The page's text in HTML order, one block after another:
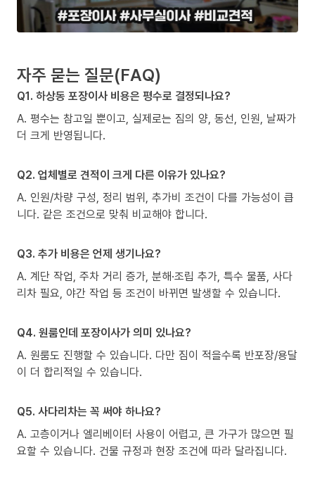
자주 묻는 질문(FAQ)
Q1. 하상동 포장이사 비용은 평수로 결정되나요?
A. 평수는 참고일 뿐이고, 실제로는 짐의 양, 동선, 인원, 날짜가
더 크게 반영됩니다.
Q2. 업체별로 견적이 크게 다른 이유가 있나요?
A. 인원/차량 구성, 정리 범위, 추가비 조건이 다를 가능성이 큽
니다. 같은 조건으로 맞춰 비교해야 합니다.
Q3. 추가 비용은 언제 생기나요?
A. 계단 작업, 주차 거리 증가, 분해·조립 추가, 특수 물품, 사다
리차 필요, 야간 작업 등 조건이 바뀌면 발생할 수 있습니다.
Q4. 원룸인데 포장이사가 의미 있나요?
A. 원룸도 진행할 수 있습니다. 다만 짐이 적을수록 반포장/용달
이 더 합리적일 수 있습니다.
Q5. 사다리차는 꼭 써야 하나요?
A. 고층이거나 엘리베이터 사용이 어렵고, 큰 가구가 많으면 필
요할 수 있습니다. 건물 규정과 현장 조건에 따라 달라집니다.